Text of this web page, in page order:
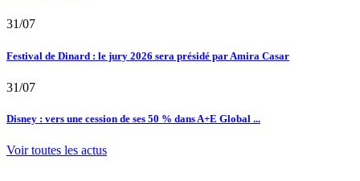
31/07
Festival de Dinard : le jury 2026 sera présidé par Amira Casar
31/07
Disney : vers une cession de ses 50 % dans A+E Global ...
Voir toutes les actus